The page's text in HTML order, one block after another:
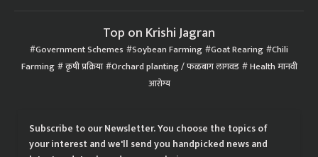
Top on Krishi Jagran
Government Schemes Soybean Farming Goat Rearing Chili
Farming कृषी प्रक्रिया Orchard planting / फळबाग लागवड Health मानवी
आरोग्य
Subscribe to our Newsletter. You choose the topics of
your interest and we'll send you handpicked news and